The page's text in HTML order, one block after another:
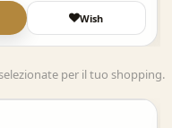
Wish
per il tuo shopping.